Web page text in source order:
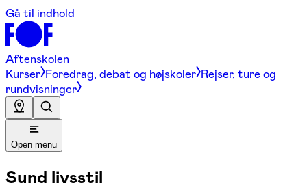
Gå til indhold
Aftenskolen
Kurser Foredrag, debat og højskoler Rejser, ture og
rundvisninger
Open menu
Sund livsstil